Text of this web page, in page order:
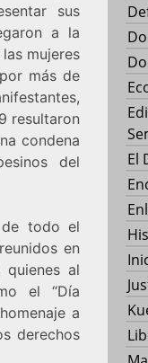
sus
a la
mujeres
más de
resultaron
condena
del
de todo el
en
quienes al
el “Día
a
derechos
El